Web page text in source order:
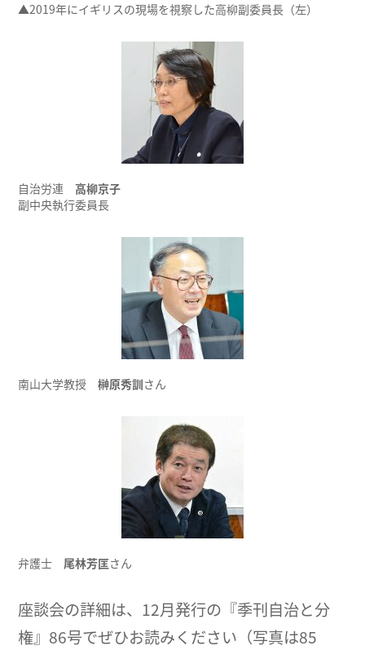
▲2019年にイギリスの現場を視察した高柳副委員長（左）
自治労連 高柳京子
副中央執行委員長
南山大学教授榊原秀訓さん
弁護士尾林芳匡さん
座談会の詳細は、12月発行の『季刊自治と分
権』86号でぜひお読みください（写真は85